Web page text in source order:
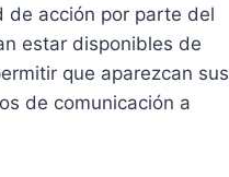
de acción por parte del
estar disponibles de
que aparezcan sus
de comunicación a